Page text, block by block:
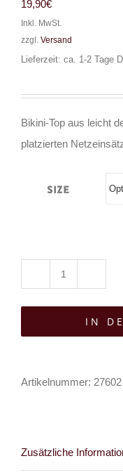
19,90€
Inkl. MwSt.
zzgl. Versand
Lieferzeit: ca. 1-2 Tage
Bikini-Top aus leicht
platzierten
Size
Moonshine
Bikini-
Menge
IN
Artikelnummer: 27602
Zusätzliche